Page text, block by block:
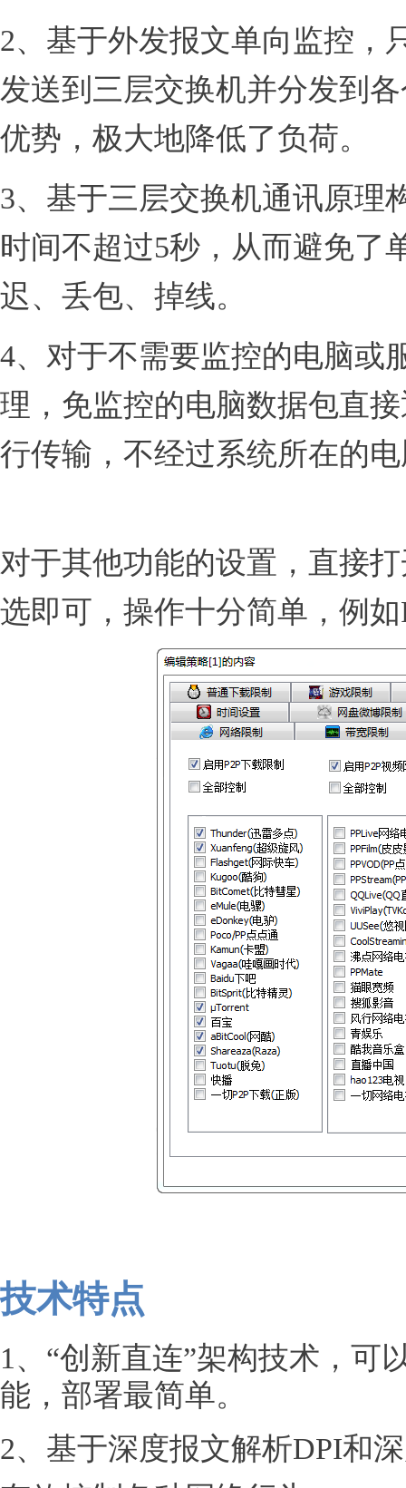
2、基于外发报文单向监控，
发送到三层交换机并分发到
优势，极大地降低了负荷。
3、基于三层交换机通讯原理
时间不超过5秒，从而避免了
迟、丢包、掉线。
4、对于不需要监控的电脑或
理，免监控的电脑数据包直
行传输，不经过系统所在的
对于其他功能的设置，直接
选即可，操作十分简单，例
技术特点
1、“创新直连”架构技术，可
能，部署最简单。
2、 基于深度报文解析DPI和